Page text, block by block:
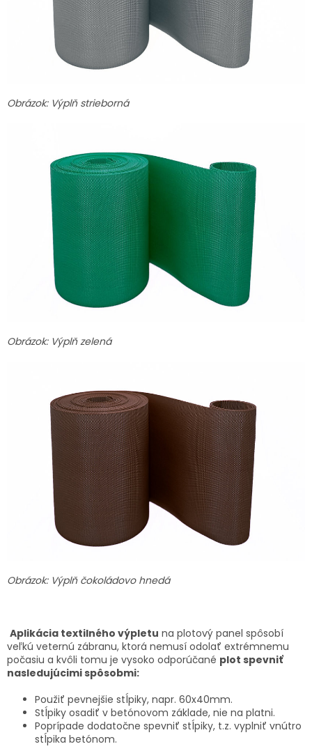
Obrázok: Výplň strieborná
Obrázok: Výplň zelená
Obrázok: Výplň čokoládovo hnedá
Aplikácia textilného výpletu na plotový panel spôsobí
veľkú veternú zábranu, ktorá nemusí odolať extrémnemu
počasiu a kvôli tomu je vysoko odporúčané plot spevniť
nasledujúcimi spôsobmi:
Použiť pevnejšie stĺpiky, napr. 60x40mm.
Stĺpiky osadiť v betónovom základe, nie na platni.
Poprípade dodatočne spevniť stĺpiky, t.z. vyplniť vnútro
stĺpika betónom.